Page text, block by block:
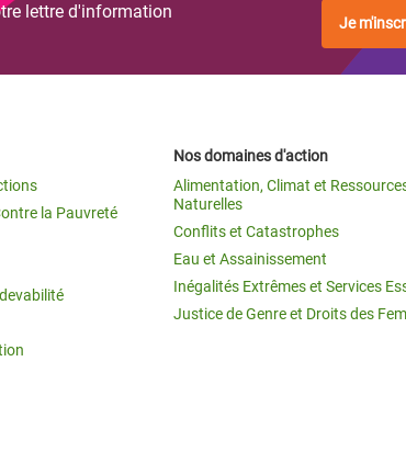
lettre d'information
Je
la Pauvreté
Nos domaines d'action
Alimentation, Climat et
Naturelles
Conflits et Catastrophes
Eau et Assainissement
Inégalités Extrêmes et Services
Justice de Genre et Droits des